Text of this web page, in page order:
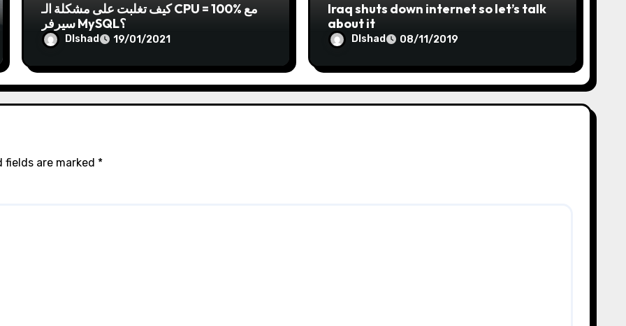
كيف تغلبت على مشكلة الـ CPU = 100% مع
سيرفر MySQL؟
Dlshad 19/01/2021
Iraq shuts down internet so let’s talk
about it
Dlshad 08/11/2019
fields are marked *